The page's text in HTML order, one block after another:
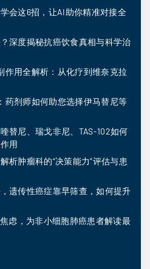
会这6招，让AI助你精准对接全
深度揭秘抗癌饮食真相与科学治
作用全解析：从化疗到维奈克拉
药剂师如何助您选择伊马替尼等
替尼、瑞戈非尼、TAS-102如何
用
析肿瘤科的“决策能力”评估与患
遗传性癌症靠早筛查，如何提升
虑，为非小细胞肺癌患者解读最